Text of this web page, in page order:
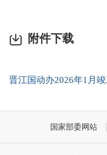
附件下载
晋江国动办2026年1月
国家部委网站